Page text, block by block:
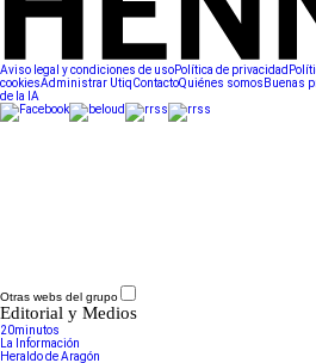
Aviso legal y condiciones de usoPolítica de privacidad
cookiesAdministrar UtiqContactoQuiénes somos Buenas
de la IA
Otras webs del grupo
Editorial y Medios
20minutos
La Información
Heraldo de Aragón